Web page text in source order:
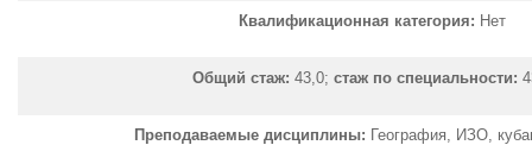
Квалификационная категория: Нет
Общий стаж: 43,0; стаж по специальности:
Преподаваемые дисциплины: География, ИЗО,